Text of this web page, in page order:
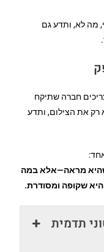
מה לא, ותדע גם
חברה שתיקח
רק את הצילום, ותדע
מראה—אלא במה
שקופה ומסודרת.
תדמית